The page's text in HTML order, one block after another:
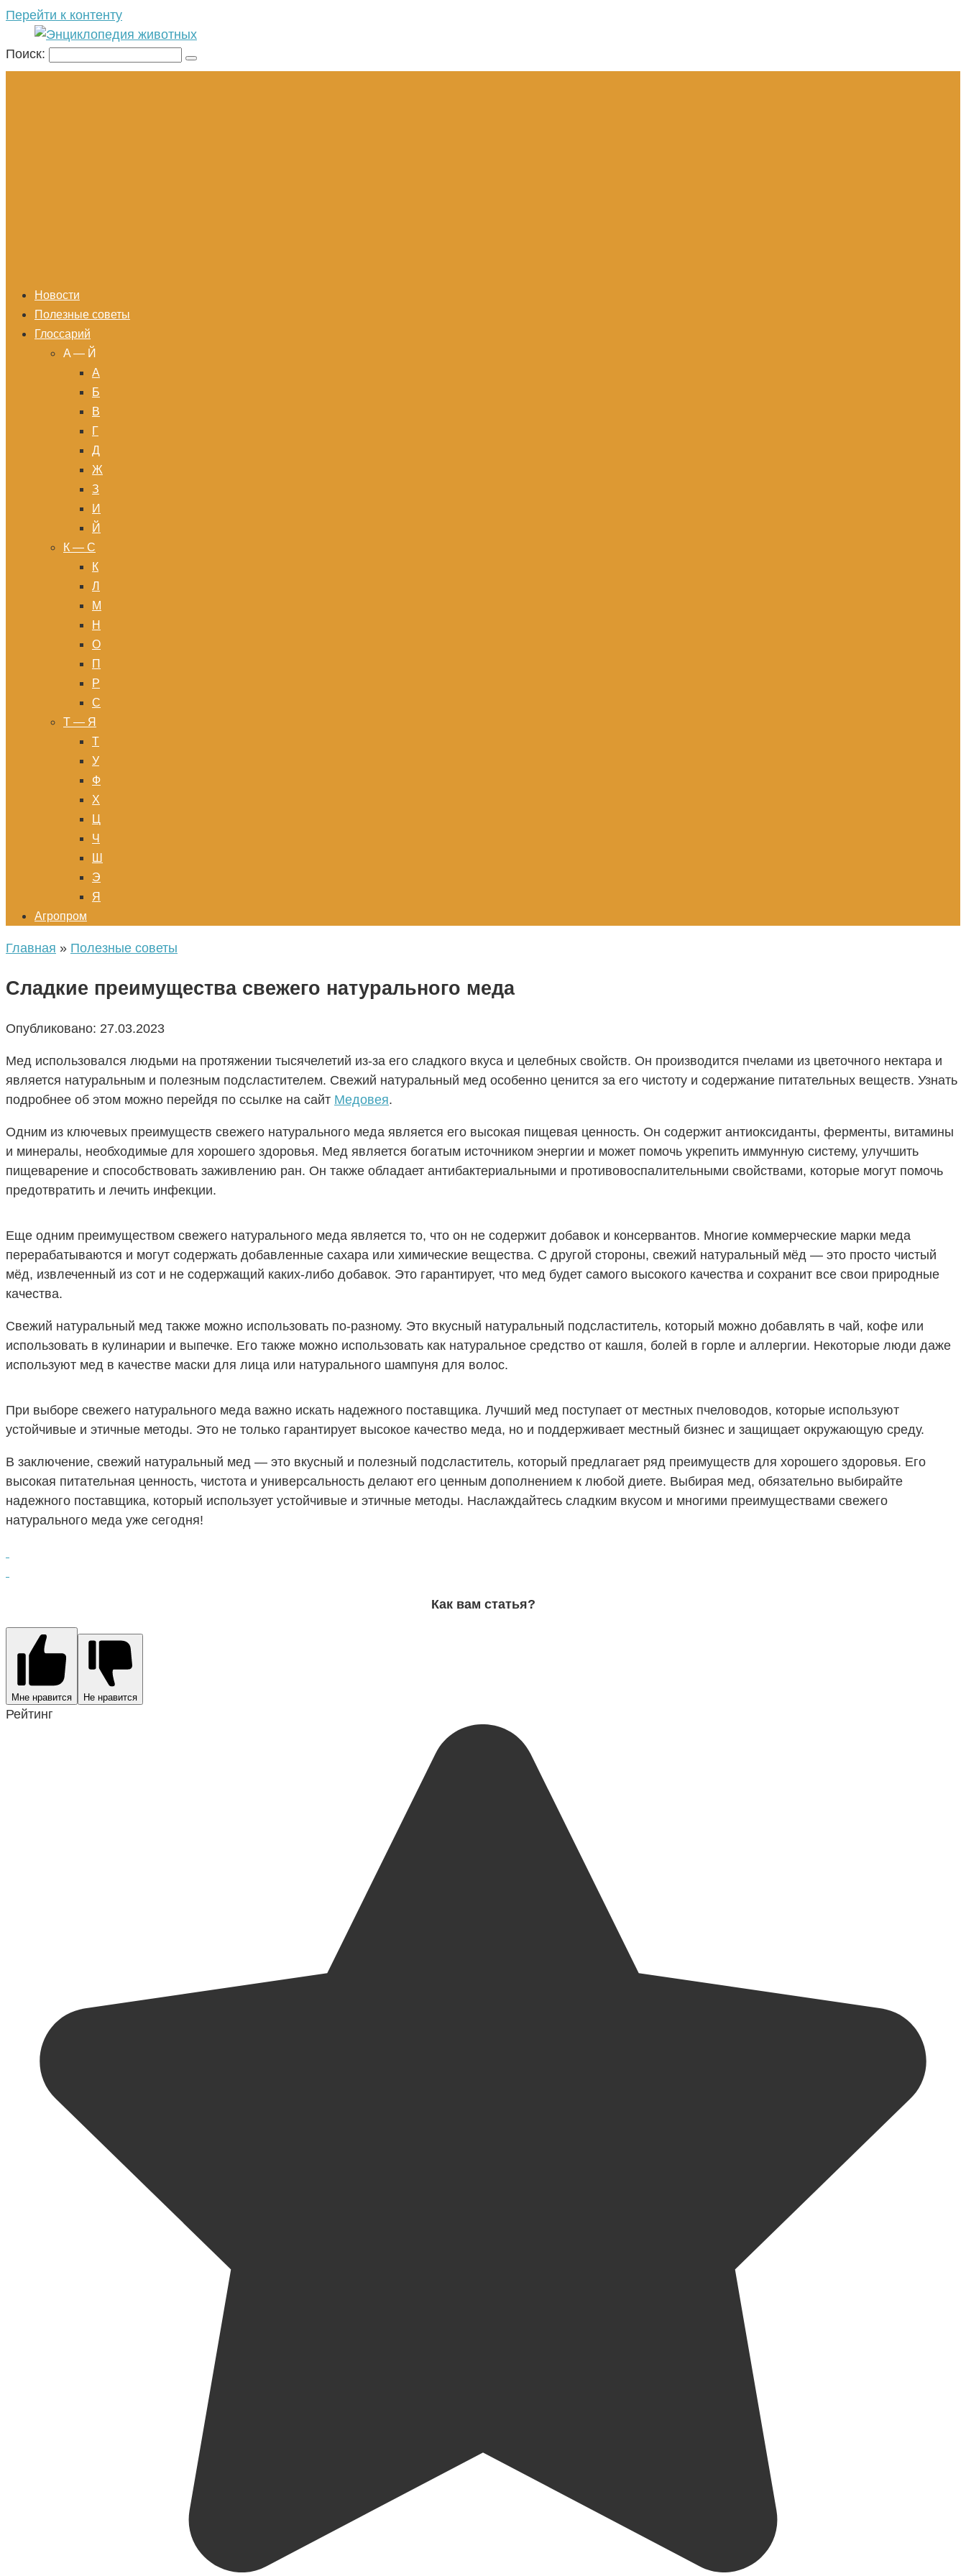
Перейти к контенту
Поиск:
Новости
Полезные советы
Глоссарий
A — Й
А
Б
В
Г
Д
Ж
З
И
Й
К — С
К
Л
М
Н
О
П
Р
С
Т — Я
Т
У
Ф
Х
Ц
Ч
Ш
Э
Я
Агропром
Главная » Полезные советы
Сладкие преимущества свежего натурального меда
Опубликовано: 27.03.2023
Мед использовался людьми на протяжении тысячелетий из-за его сладкого вкуса и целебных свойств. Он производится пчелами из цветочного нектара и
является натуральным и полезным подсластителем. Свежий натуральный мед особенно ценится за его чистоту и содержание питательных веществ. Узнать
подробнее об этом можно перейдя по ссылке на сайт Медовея.
Одним из ключевых преимуществ свежего натурального меда является его высокая пищевая ценность. Он содержит антиоксиданты, ферменты, витамины
и минералы, необходимые для хорошего здоровья. Мед является богатым источником энергии и может помочь укрепить иммунную систему, улучшить
пищеварение и способствовать заживлению ран. Он также обладает антибактериальными и противовоспалительными свойствами, которые могут помочь
предотвратить и лечить инфекции.
Еще одним преимуществом свежего натурального меда является то, что он не содержит добавок и консервантов. Многие коммерческие марки меда
перерабатываются и могут содержать добавленные сахара или химические вещества. С другой стороны, свежий натуральный мёд — это просто чистый
мёд, извлеченный из сот и не содержащий каких-либо добавок. Это гарантирует, что мед будет самого высокого качества и сохранит все свои природные
качества.
Свежий натуральный мед также можно использовать по-разному. Это вкусный натуральный подсластитель, который можно добавлять в чай, кофе или
использовать в кулинарии и выпечке. Его также можно использовать как натуральное средство от кашля, болей в горле и аллергии. Некоторые люди даже
используют мед в качестве маски для лица или натурального шампуня для волос.
При выборе свежего натурального меда важно искать надежного поставщика. Лучший мед поступает от местных пчеловодов, которые используют
устойчивые и этичные методы. Это не только гарантирует высокое качество меда, но и поддерживает местный бизнес и защищает окружающую среду.
В заключение, свежий натуральный мед — это вкусный и полезный подсластитель, который предлагает ряд преимуществ для хорошего здоровья. Его
высокая питательная ценность, чистота и универсальность делают его ценным дополнением к любой диете. Выбирая мед, обязательно выбирайте
надежного поставщика, который использует устойчивые и этичные методы. Наслаждайтесь сладким вкусом и многими преимуществами свежего
натурального меда уже сегодня!
Как вам статья?
Мне нравится Не нравится
Рейтинг